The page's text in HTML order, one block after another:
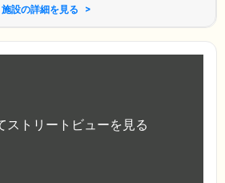
施設の詳細を見る